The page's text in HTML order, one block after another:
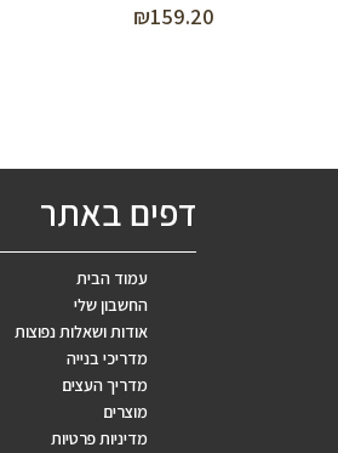
₪159.20
דפים באתר
עמוד הבית
החשבון שלי
אודות ושאלות נפוצות
מדריכי בנייה
מדריך העצים
מוצרים
מדיניות פרטיות